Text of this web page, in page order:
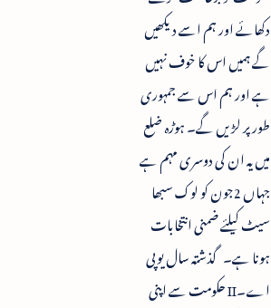
دکھائے اور ہم اسے دیکھیں
گے ہمیں اس کا خوف نہیں
ہے اور ہم اس سے جمہوری
طورپر لڑیں گے۔ ہوڑہ ضلع
میں یہ ان کی دوسری مہم ہے
جہاں 2جون کو لوک سبھا
سیٹ کیلئے ضمنی انتخابات
ہونا ہے۔ گذشتہ سال یوپی
اے۔II حکومت سے اپنی